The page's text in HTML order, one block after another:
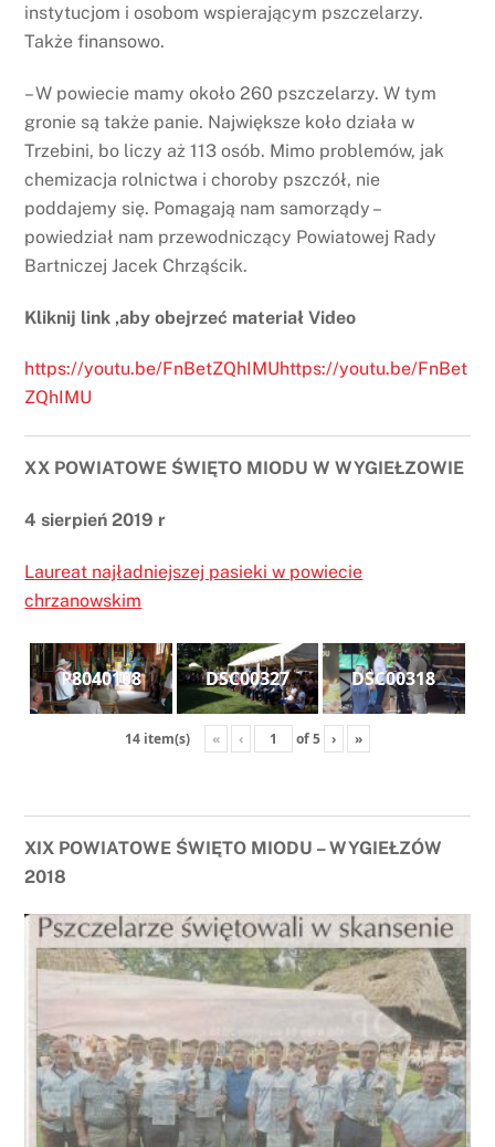
instytucjom i osobom wspierającym pszczelarzy.
Także finansowo.
– W powiecie mamy około 260 pszczelarzy. W tym
gronie są także panie. Największe koło działa w
Trzebini, bo liczy aż 113 osób. Mimo problemów, jak
chemizacja rolnictwa i choroby pszczół, nie
poddajemy się. Pomagają nam samorządy –
powiedział nam przewodniczący Powiatowej Rady
Bartniczej Jacek Chrząścik.
Kliknij link ,aby obejrzeć materiał Video
https://youtu.be/FnBetZQhIMUhttps://youtu.be/FnBet
ZQhIMU
XX POWIATOWE ŚWIĘTO MIODU W WYGIEŁZOWIE
4 sierpień 2019 r
Laureat najładniejszej pasieki w powiecie
chrzanowskim
P8040108 DSC00327 DSC00318
14 item(s) « ‹ of5 › »
XIX POWIATOWE ŚWIĘTO MIODU – WYGIEŁZÓW
2018